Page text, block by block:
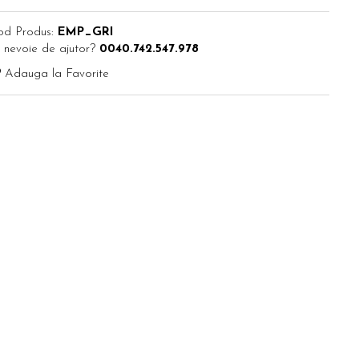
Produs: EMP_GRI
nevoie de ajutor? 0040.742.547.978
Adauga la Favorite